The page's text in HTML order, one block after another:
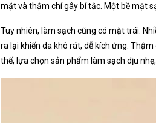
mặt và thậm chí gây bí tắc. Một bề mặt
Tuy nhiên, làm sạch cũng có mặt trái.
ra lại khiến da khô rát, dễ kích ứng.
thế, lựa chọn sản phẩm làm sạch dịu